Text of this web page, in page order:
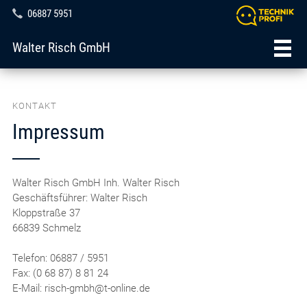
06887 5951
Walter Risch GmbH
KONTAKT
Impressum
Walter Risch GmbH Inh. Walter Risch
Geschäftsführer: Walter Risch
Kloppstraße 37
66839 Schmelz
Telefon: 06887 / 5951
Fax: (0 68 87) 8 81 24
E-Mail: risch-gmbh@t-online.de